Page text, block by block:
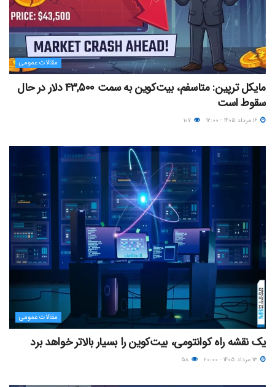
مقالات عمومی
مایکل ترپین: متاسفم، بیت‌کوین به سمت ۴۳,۵۰۰ دلار در حال
سقوط است
مقالات عمومی
یک نقشه راه کوانتومی، بیت‌کوین را بسیار بالاتر خواهد برد